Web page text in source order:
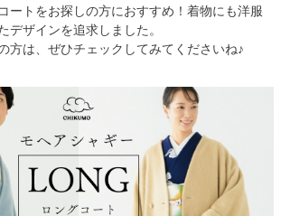
ートをお探しの方におすすめ！着物にも洋服
デザインを追求しました。
方は、ぜひチェックしてみてくださいね♪